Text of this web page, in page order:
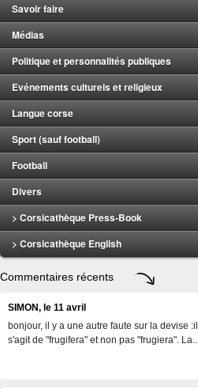
Savoir faire
Médias
Politique et personnalités publiques
Evénements culturels et religieux
Langue corse
Sport (sauf football)
Football
Divers
> Corsicathèque Press-Book
> Corsicathèque English
Commentaires récents
SIMON, le 11 avril
bonjour, il y a une autre faute sur la devise :il
s'agit de "frugifera" et non pas "frugiera". La...